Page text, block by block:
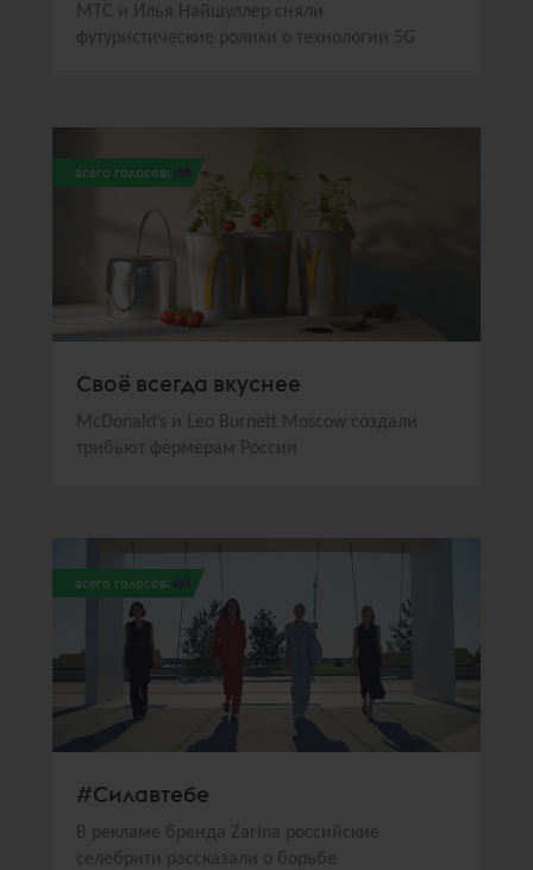
МТС и Илья Найшуллер сняли
футуристические ролики о технологии 5G
всего голосов: 188
Своё всегда вкуснее
McDonald’s и Leo Burnett Moscow создали
трибьют фермерам России
всего голосов: 183
#Силавтебе
В рекламе бренда Zarina российские
селебрити рассказали о борьбе